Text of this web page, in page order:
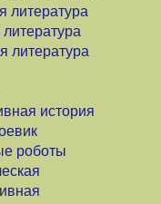
литература
литература
история
роботы